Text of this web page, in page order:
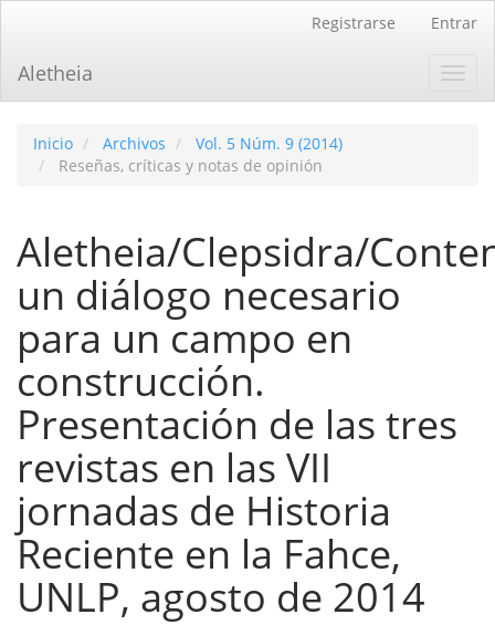
principal
Barra
Registrarse Entrar
Aletheia
Inicio Archivos
Vol. 5 Núm. 9 (2014)
Reseñas, críticas y notas de opinión
Aletheia/Clepsidra/
un diálogo necesario
para un campo en
construcción.
Presentación de las tres
revistas en las VII
jornadas de Historia
Reciente en la Fahce,
UNLP, agosto de 2014